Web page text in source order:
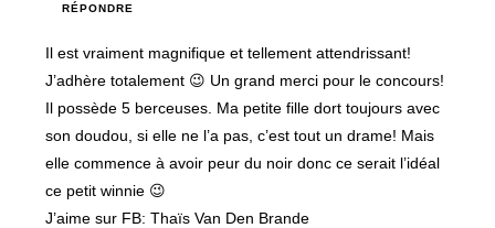
RÉPONDRE
Il est vraiment magnifique et tellement attendrissant!
J’adhère totalement 😉 Un grand merci pour le concours!
Il possède 5 berceuses. Ma petite fille dort toujours avec
son doudou, si elle ne l’a pas, c’est tout un drame! Mais
elle commence à avoir peur du noir donc ce serait l’idéal
ce petit winnie 😉
J’aime sur FB: Thaïs Van Den Brande